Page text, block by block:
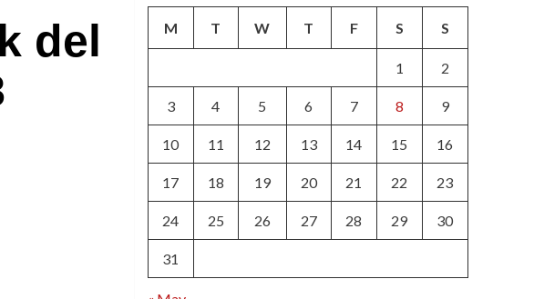
del
M T W T F S S
1 2
3 4 5 6 7 8 9
10 11 12 13 14 15 16
17 18 19 20 21 22 23
24 25 26 27 28 29 30
31